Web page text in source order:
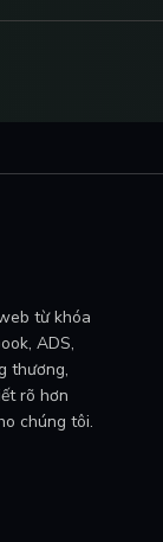
từ khóa
ADS,
thương,
rõ hơn
chúng tôi.